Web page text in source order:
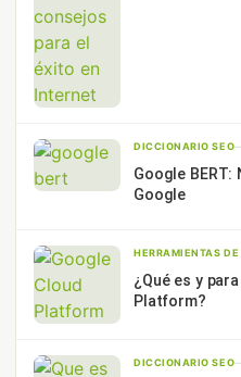
DICCIONARIO SEO
Google
Google
HERRAMIENTAS DE
¿Qué es y
Platform?
DICCIONARIO SEO